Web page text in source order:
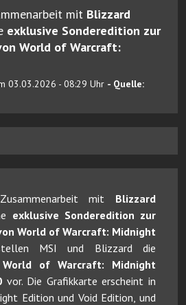
mit Blizzard
exklusive Sonderedition zur
World of Warcraft:
03.03.2026 - 08:29 Uhr - Quelle:
mit Blizzard
exklusive Sonderedition zur
World of Warcraft: Midnight
MSI und Blizzard die
of Warcraft: Midnight
vor. Die Grafikkarte erscheint in
Edition und Void Edition, und